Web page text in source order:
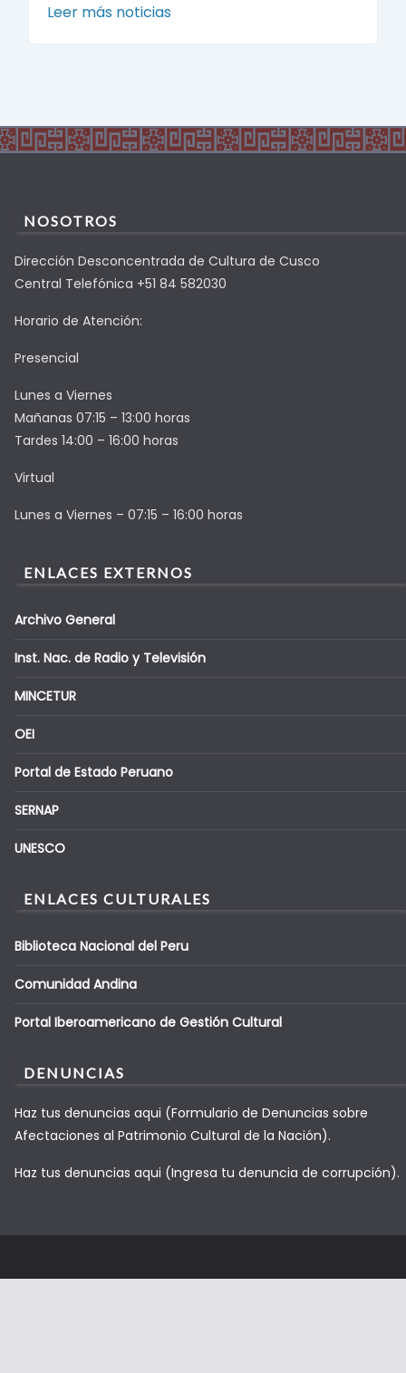
Leer más noticias
NOSOTROS
Dirección Desconcentrada de Cultura de Cusco
Central Telefónica +51 84 582030
Horario de Atención:
Presencial
Lunes a Viernes
Mañanas 07:15 – 13:00 horas
Tardes 14:00 – 16:00 horas
Virtual
Lunes a Viernes – 07:15 – 16:00 horas
ENLACES EXTERNOS
Archivo General
Inst. Nac. de Radio y Televisión
MINCETUR
OEI
Portal de Estado Peruano
SERNAP
UNESCO
ENLACES CULTURALES
Biblioteca Nacional del Peru
Comunidad Andina
Portal Iberoamericano de Gestión Cultural
DENUNCIAS
Haz tus denuncias aqui (Formulario de Denuncias sobre
Afectaciones al Patrimonio Cultural de la Nación).
Haz tus denuncias aqui (Ingresa tu denuncia de corrupción).